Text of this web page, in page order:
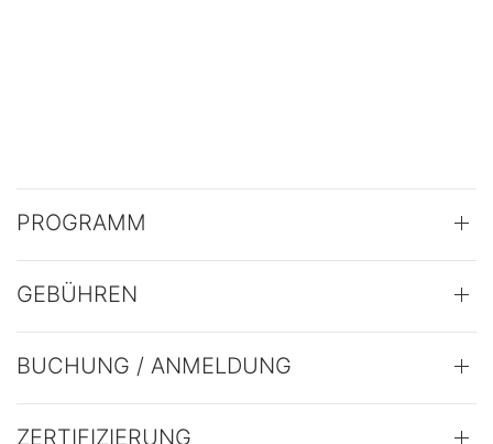
PROGRAMM
GEBÜHREN
BUCHUNG / ANMELDUNG
ZERTIFIZIERUNG